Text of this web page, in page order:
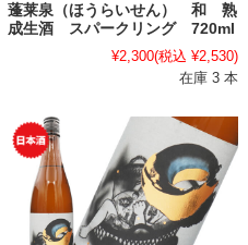
蓬莱泉（ほうらいせん） 和 熟
成生酒 スパークリング 720ml
¥2,300(税込 ¥2,530)
在庫 3 本